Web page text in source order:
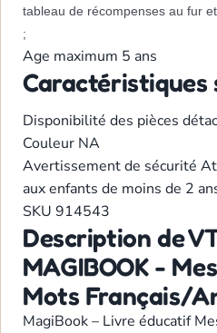
tableau de récompenses au fur
;
Age maximum 5 ans
Caractéristiques
Disponibilité des pièces
Couleur NA
Avertissement de sécurité
aux enfants de moins de 2
SKU 914543
Description de
MAGIBOOK -
Mots Français/
MagiBook – Livre éducatif